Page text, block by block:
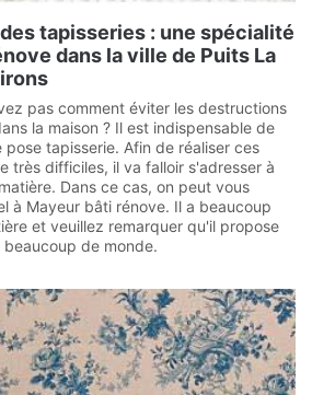
tapisseries : une spécialité
dans la ville de Puits La
pas comment éviter les destructions
la maison ? Il est indispensable de
tapisserie. Afin de réaliser ces
très difficiles, il va falloir s'adresser à
Dans ce cas, on peut vous
à Mayeur bâti rénove. Il a beaucoup
et veuillez remarquer qu'il propose
de monde.